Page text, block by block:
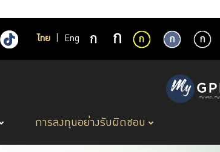
ไทย Eng
การลงทุนอย่างรับผิดชอบ